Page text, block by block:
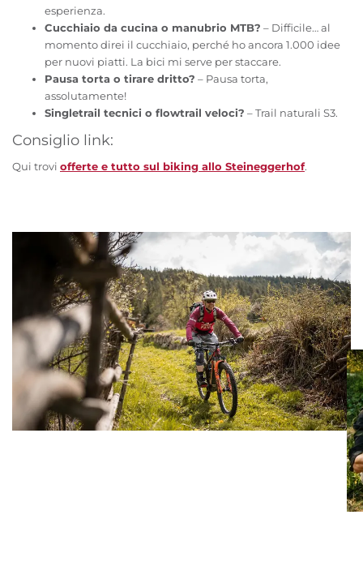
esperienza.
Cucchiaio da cucina o manubrio MTB? – Difficile… al
momento direi il cucchiaio, perché ho ancora 1.000 idee
per nuovi piatti. La bici mi serve per staccare.
Pausa torta o tirare dritto? – Pausa torta,
assolutamente!
Singletrail tecnici o flowtrail veloci? – Trail naturali S3.
Consiglio link:
Qui trovi offerte e tutto sul biking allo Steineggerhof.